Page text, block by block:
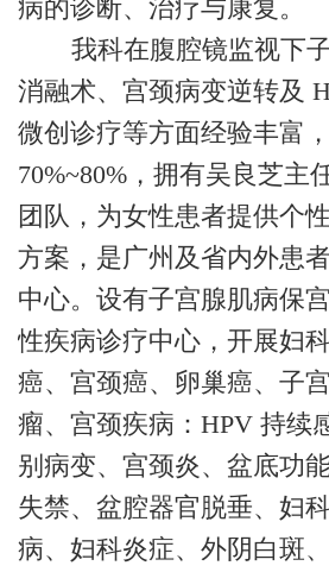
病的诊断、治疗与康复。
我科在腹腔镜监视下
消融术、宫颈病变逆转及
微创诊疗等方面经验丰富
70%~80%，拥有吴良芝主
团队，为女性患者提供个
方案，是广州及省内外患
中心。设有子宫腺肌病保
性疾病诊疗中心，开展妇
癌、宫颈癌、卵巢癌、子
瘤、宫颈疾病：HPV 持续
别病变、宫颈炎、盆底功
失禁、盆腔器官脱垂、妇
病、妇科炎症、外阴白斑